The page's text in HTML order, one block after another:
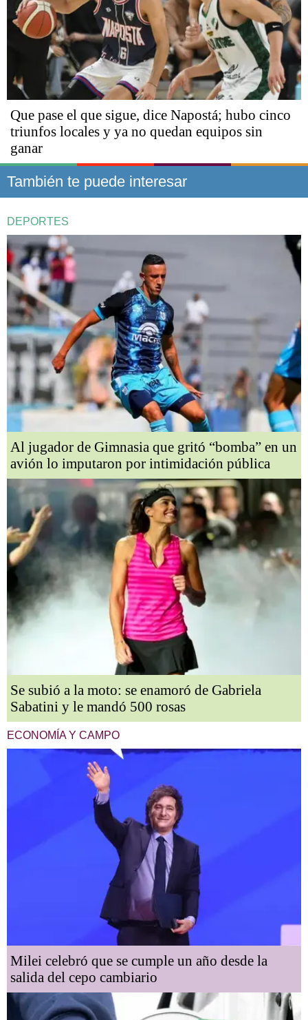
Que pase el que sigue, dice Napostá; hubo cinco
triunfos locales y ya no quedan equipos sin
ganar
También te puede interesar
DEPORTES
Al jugador de Gimnasia que gritó “bomba” en un
avión lo imputaron por intimidación pública
Se subió a la moto: se enamoró de Gabriela
Sabatini y le mandó 500 rosas
ECONOMÍA Y CAMPO
Milei celebró que se cumple un año desde la
salida del cepo cambiario